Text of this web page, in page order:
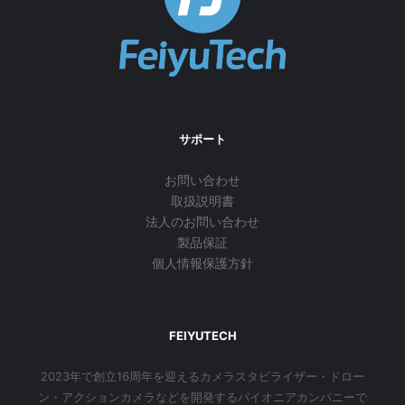
サポート
お問い合わせ
取扱説明書
法人のお問い合わせ
製品保証
個人情報保護方針
FEIYUTECH
2023年で創立16周年を迎えるカメラスタビライザー・ドロー
ン・アクションカメラなどを開発するパイオニアカンパニーで